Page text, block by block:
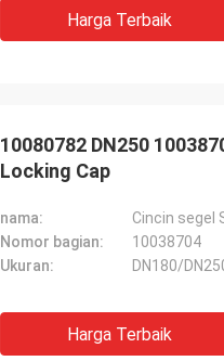
Harga Terbaik
10080782 DN250
Locking Cap
nama:
Cincin segel
Nomor bagian:
10038704
Ukuran:
DN180/
Harga Terbaik